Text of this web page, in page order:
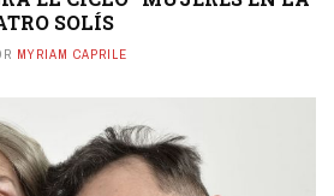
SOLÍS
MYRIAM CAPRILE